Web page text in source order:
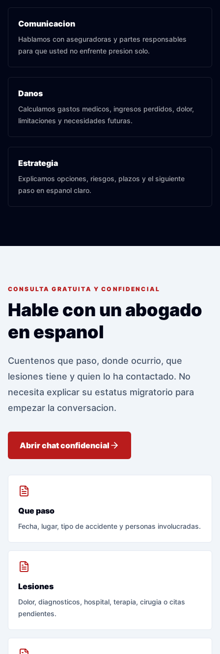
Comunicacion
Hablamos con aseguradoras y partes responsables
para que usted no enfrente presion solo.
Danos
Calculamos gastos medicos, ingresos perdidos, dolor,
limitaciones y necesidades futuras.
Estrategia
Explicamos opciones, riesgos, plazos y el siguiente
paso en espanol claro.
CONSULTA GRATUITA Y CONFIDENCIAL
Hable con un abogado
en espanol
Cuentenos que paso, donde ocurrio, que
lesiones tiene y quien lo ha contactado. No
necesita explicar su estatus migratorio para
empezar la conversacion.
Abrir chat confidencial
Que paso
Fecha, lugar, tipo de accidente y personas involucradas.
Lesiones
Dolor, diagnosticos, hospital, terapia, cirugia o citas
pendientes.